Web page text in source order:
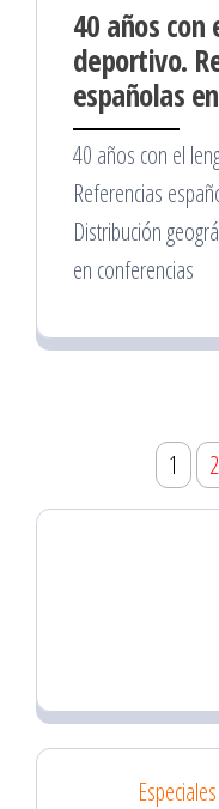
40 años con
deportivo.
españolas
40 años con el
Referencias
Distribución
en conferencias
Paginación
de
1 2